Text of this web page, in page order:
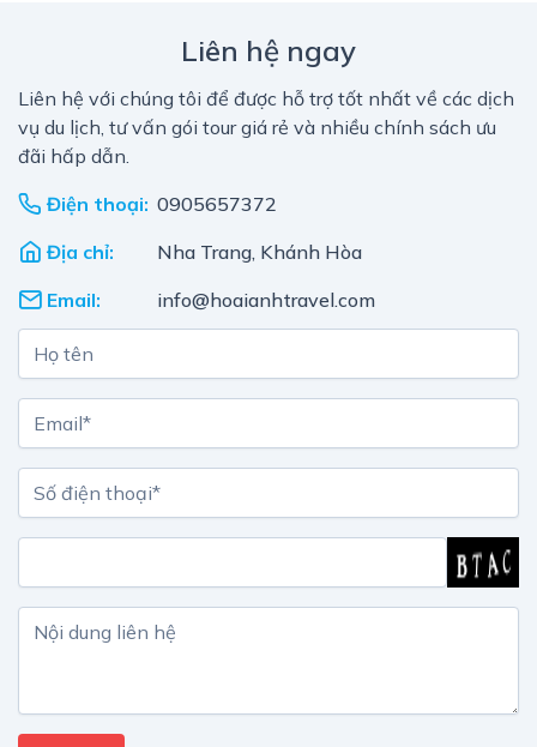
Liên hệ ngay
Liên hệ với chúng tôi để được hỗ trợ tốt nhất về các dịch
vụ du lịch, tư vấn gói tour giá rẻ và nhiều chính sách ưu
đãi hấp dẫn.
Điện thoại: 0905657372
Địa chỉ:
Nha Trang, Khánh Hòa
Email:
info@hoaianhtravel.com